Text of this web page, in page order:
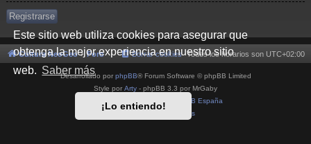
Este sitio web utiliza cookies para asegurar que
obtenga la mejor experiencia en nuestro sitio
web. Saber más
¡Lo entiendo!
Registrarse
Cultura NeoGeo Foro Todos los horarios son UTC+02:00
Borrar cookies
Desarrollado por phpBB® Forum Software © phpBB Limited
Style por Arty - phpBB 3.3 por MrGaby
phpBB España
Condiciones